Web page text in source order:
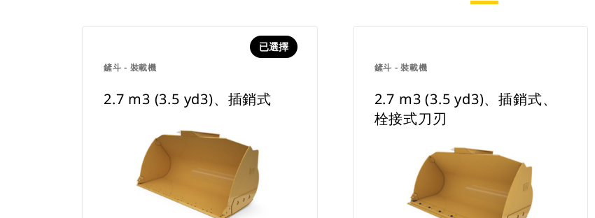
鏟斗 - 裝載機
已選擇
2.7 m3 (3.5 yd3)、插銷式
鏟斗 - 裝載機
2.7 m3 (3.5 yd3)、插銷式、
栓接式刀刃